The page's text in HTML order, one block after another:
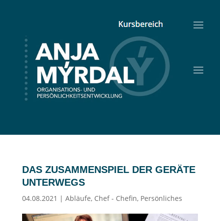
DAS ZUSAMMENSPIEL DER GERÄTE
UNTERWEGS
04.08.2021 | Abläufe, Chef - Chefin, Persönliches